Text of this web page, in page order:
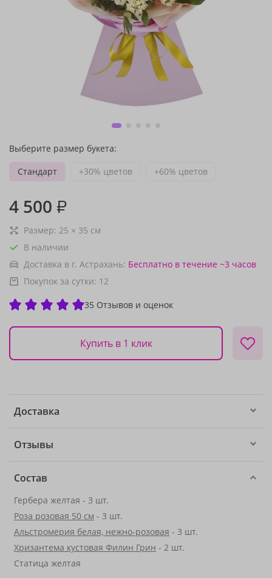
Выберите размер букета:
Стандарт
+30% цветов +60% цветов
4 500 ₽
Размер: 25 × 35 см
В наличии
Доставка в г. Астрахань: Бесплатно в течение ~3 часов
Покупок за сутки: 12
35 Отзывов и оценок
Купить в 1 клик
Доставка
Отзывы
Состав
Гербера желтая - 3 шт.
Роза розовая 50 см - 3 шт.
Альстромерия белая, нежно-розовая - 3 шт.
Хризантема кустовая Филин Грин - 2 шт.
Статица желтая